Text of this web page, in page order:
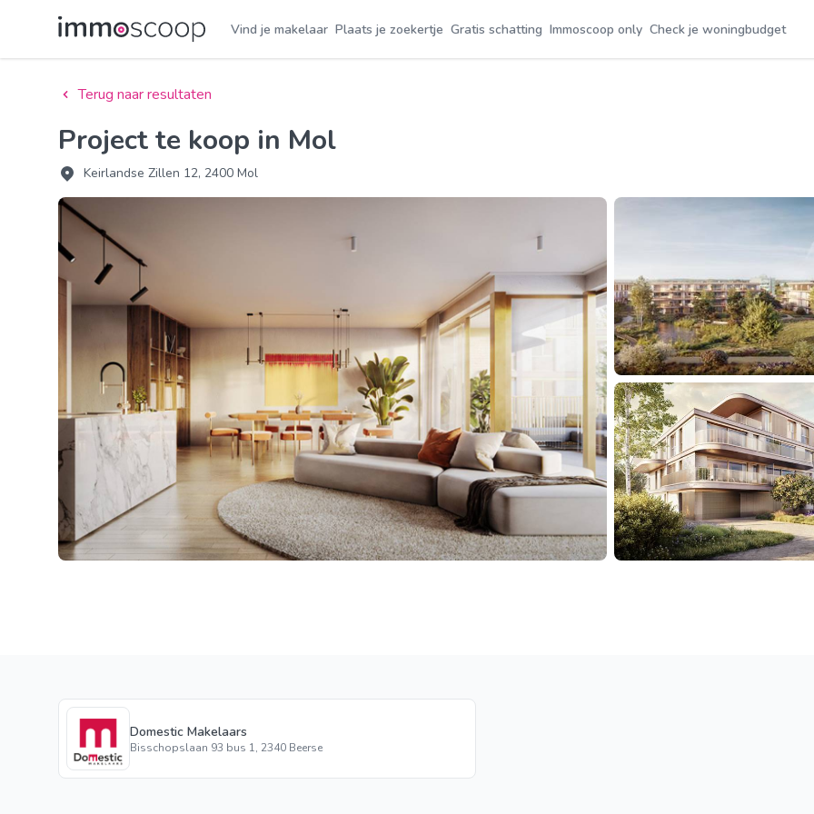
Vind je makelaar Plaats je zoekertje Gratis schatting Immoscoop only Check je woningbudget
Terug naar resultaten
Project te koop in Mol
Keirlandse Zillen 12, 2400 Mol
Domestic Makelaars
Bisschopslaan 93 bus 1, 2340 Beerse